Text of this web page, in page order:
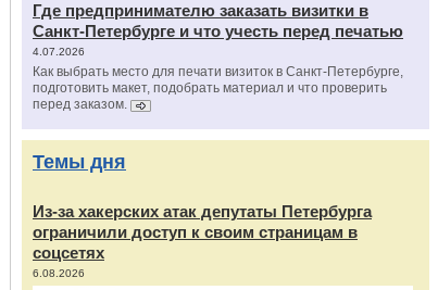
Где предпринимателю заказать визитки в
Санкт-Петербурге и что учесть перед печатью
4.07.2026
Как выбрать место для печати визиток в Санкт-Петербурге,
подготовить макет, подобрать материал и что проверить
перед заказом.
Темы дня
Из‑за хакерских атак депутаты Петербурга
ограничили доступ к своим страницам в
соцсетях
6.08.2026